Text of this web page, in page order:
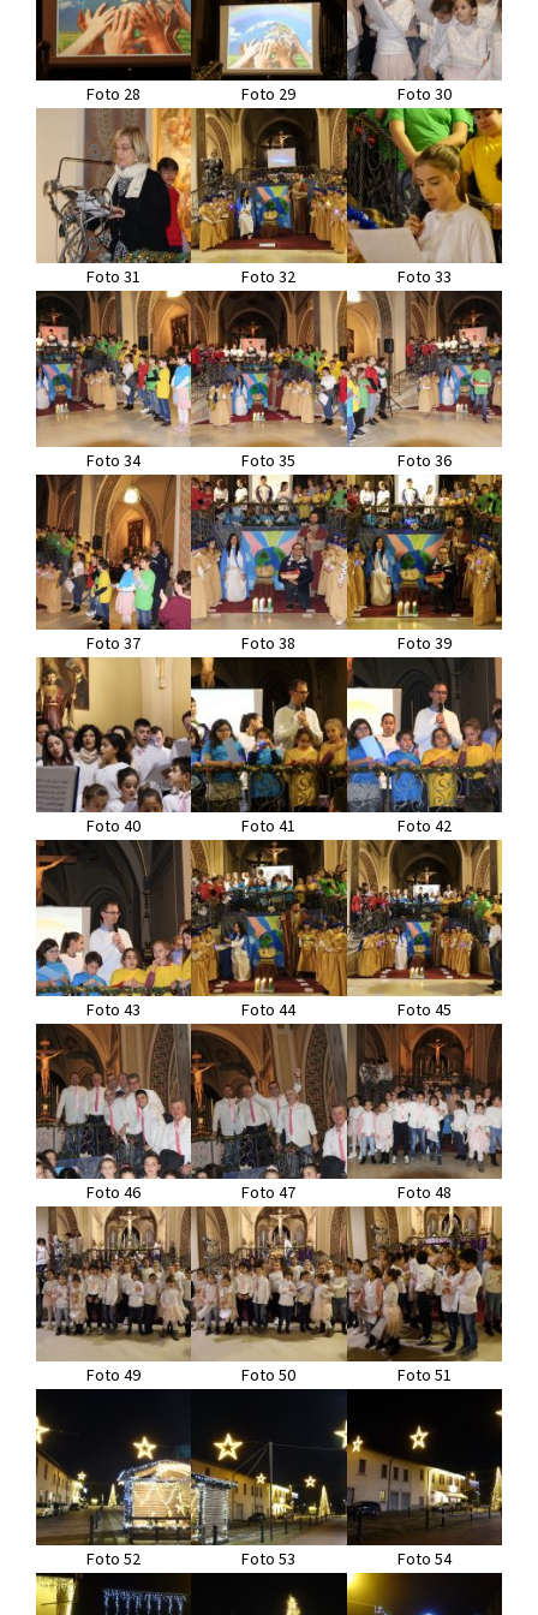
Foto 28 Foto 29 Foto 30
Foto 31 Foto 32 Foto 33
Foto 34 Foto 35 Foto 36
Foto 37 Foto 38 Foto 39
Foto 40 Foto 41 Foto 42
Foto 43 Foto 44 Foto 45
Foto 46 Foto 47 Foto 48
Foto 49 Foto 50 Foto 51
Foto 52 Foto 53 Foto 54